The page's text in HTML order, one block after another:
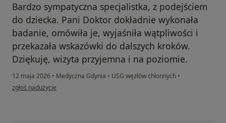
Bardzo sympatyczna specjalistka, z podejściem
do dziecka. Pani Doktor dokładnie wykonała
badanie, omówiła je, wyjaśniła wątpliwości i
przekazała wskazówki do dalszych kroków.
Dziękuję, wizyta przyjemna i na poziomie.
12 maja 2026 • Medyczna Gdynia • USG węzłów chłonnych •
w opinii użytkownika DS
zgłoś nadużycie